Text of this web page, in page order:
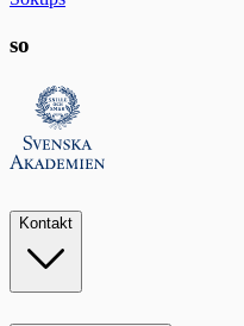
so
Kontakt